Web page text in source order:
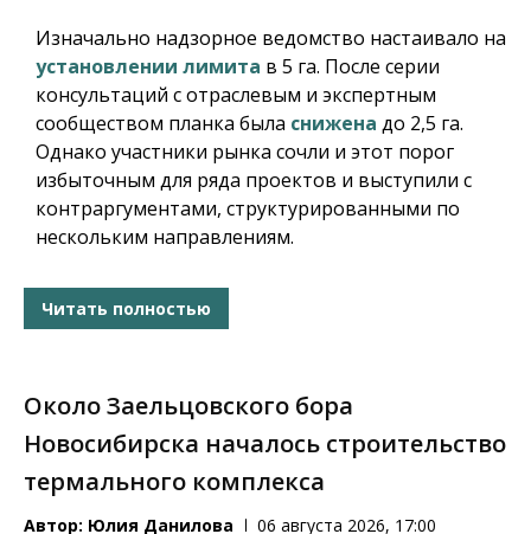
Изначально надзорное ведомство настаивало на
установлении лимита в 5 га. После серии
консультаций с отраслевым и экспертным
сообществом планка была снижена до 2,5 га.
Однако участники рынка сочли и этот порог
избыточным для ряда проектов и выступили с
контраргументами, структурированными по
нескольким направлениям.
Читать полностью
Около Заельцовского бора
Новосибирска началось строительство
термального комплекса
Автор: Юлия Данилова 06 августа 2026, 17:00